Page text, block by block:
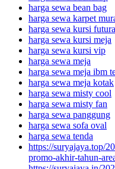
harga sewa bean bag
harga sewa karpet
harga sewa kursi
harga sewa kursi meja
harga sewa kursi vip
harga sewa meja
harga sewa meja ibm
harga sewa meja kotak
harga sewa misty cool
harga sewa misty fan
harga sewa panggung
harga sewa sofa oval
harga sewa tenda
https://suryajaya.top/
promo-akhir-tahun-